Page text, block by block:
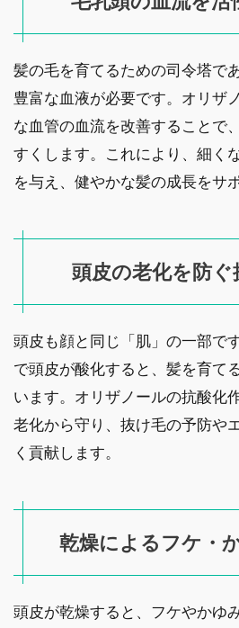
髪の毛を育てるための司令塔で
豊富な血液が必要です。オリザ
な血管の血流を改善することで
すくします。これにより、細く
を与え、健やかな髪の成長をサ
頭皮の老化を防ぐ
頭皮も顔と同じ「肌」の一部で
で頭皮が酸化すると、髪を育て
います。オリザノールの抗酸化
老化から守り、抜け毛の予防や
く貢献します。
乾燥によるフケ・
頭皮が乾燥すると、フケやかゆ